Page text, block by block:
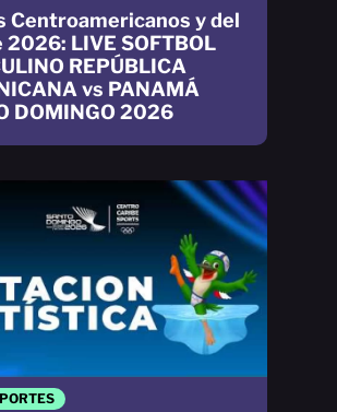
Centroamericanos y del
2026: LIVE SOFTBOL
REPÚBLICA
vs PANAMÁ
DOMINGO 2026